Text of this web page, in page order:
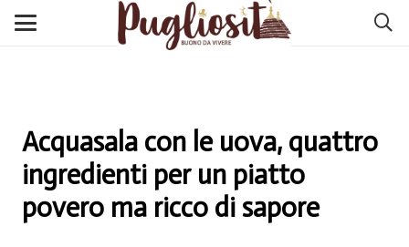
Acquasala con le uova, quattro
ingredienti per un piatto
povero ma ricco di sapore